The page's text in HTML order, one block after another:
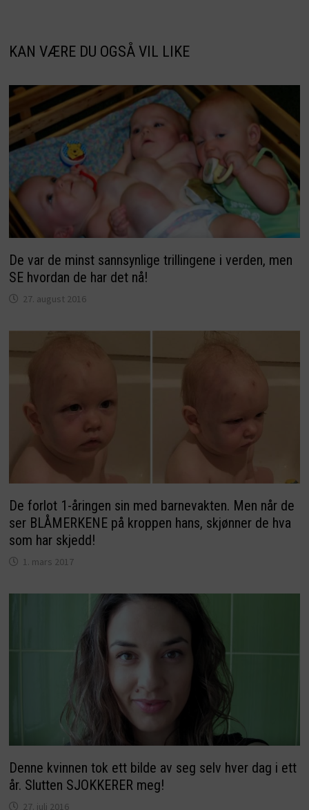
KAN VÆRE DU OGSÅ VIL LIKE
De var de minst sannsynlige trillingene i verden, men
SE hvordan de har det nå!
27. august 2016
De forlot 1-åringen sin med barnevakten. Men når de
ser BLÅMERKENE på kroppen hans, skjønner de hva
som har skjedd!
1. mars 2017
Denne kvinnen tok ett bilde av seg selv hver dag i ett
år. Slutten SJOKKERER meg!
27. juli 2016